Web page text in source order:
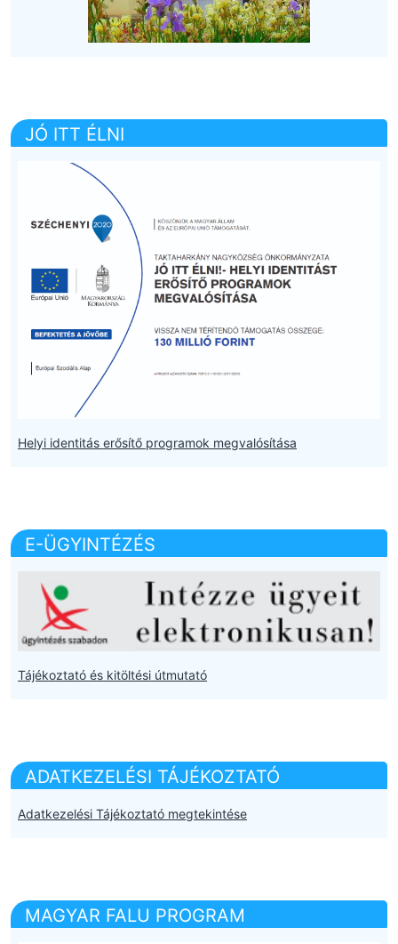
JÓ ITT ÉLNI
Helyi identitás erősítő programok megvalósítása
E-ÜGYINTÉZÉS
Tájékoztató és kitöltési útmutató
ADATKEZELÉSI TÁJÉKOZTATÓ
Adatkezelési Tájékoztató megtekintése
MAGYAR FALU PROGRAM